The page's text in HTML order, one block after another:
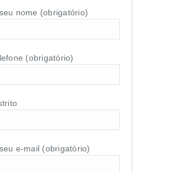
nome (obrigatório)
(obrigatório)
e-mail (obrigatório)